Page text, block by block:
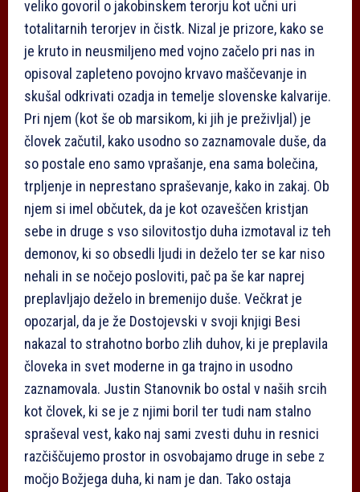
veliko govoril o jakobinskem terorju kot učni uri
totalitarnih terorjev in čistk. Nizal je prizore, kako se
je kruto in neusmiljeno med vojno začelo pri nas in
opisoval zapleteno povojno krvavo maščevanje in
skušal odkrivati ozadja in temelje slovenske kalvarije.
Pri njem (kot še ob marsikom, ki jih je preživljal) je
človek začutil, kako usodno so zaznamovale duše, da
so postale eno samo vprašanje, ena sama bolečina,
trpljenje in neprestano spraševanje, kako in zakaj. Ob
njem si imel občutek, da je kot ozaveščen kristjan
sebe in druge s vso silovitostjo duha izmotaval iz teh
demonov, ki so obsedli ljudi in deželo ter se kar niso
nehali in se nočejo posloviti, pač pa še kar naprej
preplavljajo deželo in bremenijo duše. Večkrat je
opozarjal, da je že Dostojevski v svoji knjigi Besi
nakazal to strahotno borbo zlih duhov, ki je preplavila
človeka in svet moderne in ga trajno in usodno
zaznamovala. Justin Stanovnik bo ostal v naših srcih
kot človek, ki se je z njimi boril ter tudi nam stalno
spraševal vest, kako naj sami zvesti duhu in resnici
razčiščujemo prostor in osvobajamo druge in sebe z
močjo Božjega duha, ki nam je dan. Tako ostaja